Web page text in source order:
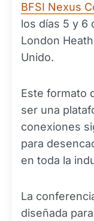
BFSI Nexus
los días 5 y 6
London
Unido.
Este formato
ser una
conexiones
para
en toda la
La
diseñada